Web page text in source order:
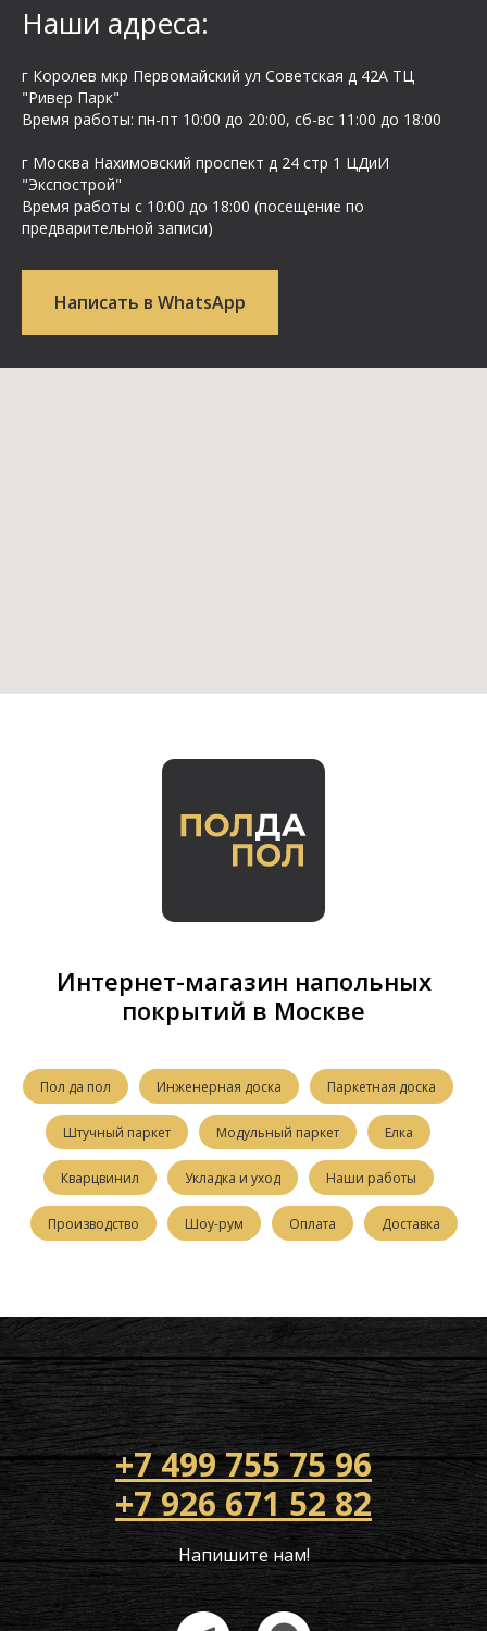
Наши адреса:
г Королев мкр Первомайский ул Cоветская д 42А ТЦ
"Ривер Парк"
Время работы: пн-пт 10:00 до 20:00, сб-вс 11:00 до 18:00
г Москва Нахимовский проспект д 24 стр 1 ЦДиИ
"Экспострой"
Время работы с 10:00 до 18:00 (посещение по
предварительной записи)
Написать в WhatsApp
Интернет-магазин напольных
покрытий в Москве
Пол да пол Инженерная доска Паркетная доска
Штучный паркет Модульный паркет Елка
Кварцвинил Укладка и уход Наши работы
Производство Шоу-рум Оплата Доставка
+7 499 755 75 96
+7 926 671 52 82
Напишите нам!